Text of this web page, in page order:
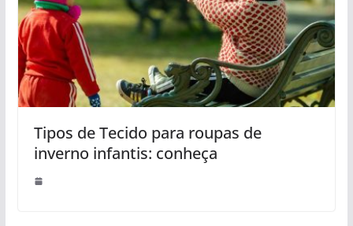
Tipos de Tecido para roupas de
inverno infantis: conheça